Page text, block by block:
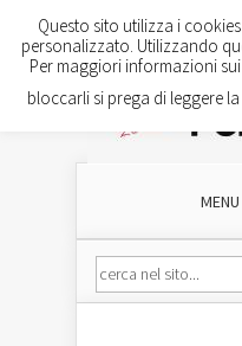
Questo sito utilizza i
personalizzato. Utilizzando
Per maggiori informazioni
bloccarli si prega di leggere la